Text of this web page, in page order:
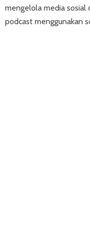
mengelola media sosial
podcast menggunakan